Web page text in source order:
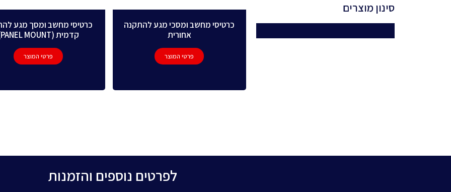
סינון מוצרים
כרטיסי מחשב ומסכי מגע להתקנה
אחורית
פרטי המוצר
כרטיסי מחשב ומסך מגע
קדמית (PANEL MOUNT)
פרטי המוצר
לפרטים נוספים והזמנות